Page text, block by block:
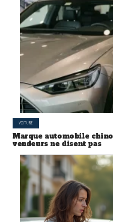
VOITURE
Marque automobile
vendeurs ne disent pas